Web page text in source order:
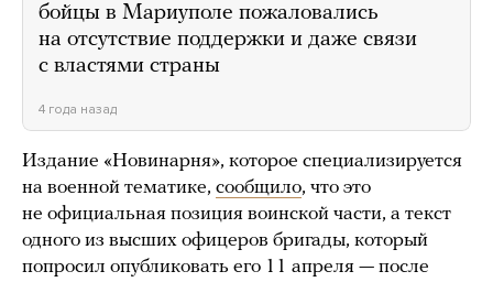
бойцы в Мариуполе пожаловались
на отсутствие поддержки и даже связи
с властями страны
4 года назад
Издание «Новинарня», которое специализируется
на военной тематике, сообщило, что это
не официальная позиция воинской части, а текст
одного из высших офицеров бригады, который
попросил опубликовать его 11 апреля — после